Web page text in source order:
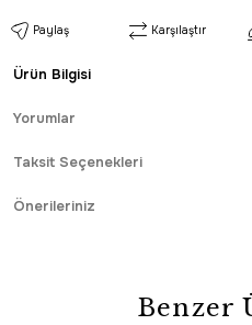
Paylaş Karşılaştır
Ürün Bilgisi
Yorumlar
Taksit Seçenekleri
Önerileriniz
Benzer